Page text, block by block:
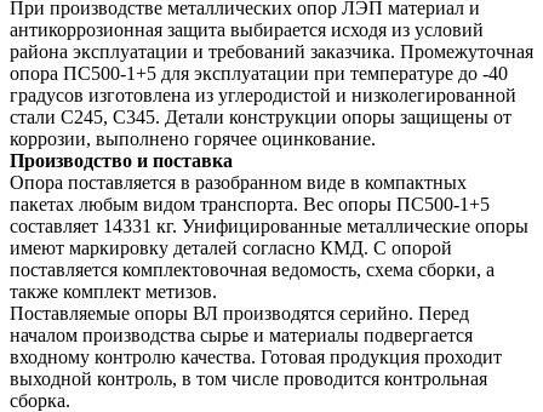
При производстве металлических опор ЛЭП материал и
антикоррозионная защита выбирается исходя из условий
района эксплуатации и требований заказчика. Промежуточная
опора ПС500-1+5 для эксплуатации при температуре до -40
градусов изготовлена из углеродистой и низколегированной
стали С245, С345. Детали конструкции опоры защищены от
коррозии, выполнено горячее оцинкование.
Производство и поставка
Опора поставляется в разобранном виде в компактных
пакетах любым видом транспорта. Вес опоры ПС500-1+5
составляет 14331 кг. Унифицированные металлические опоры
имеют маркировку деталей согласно КМД. С опорой
поставляется комплектовочная ведомость, схема сборки, а
также комплект метизов.
Поставляемые опоры ВЛ производятся серийно. Перед
началом производства сырье и материалы подвергается
входному контролю качества. Готовая продукция проходит
выходной контроль, в том числе проводится контрольная
сборка.